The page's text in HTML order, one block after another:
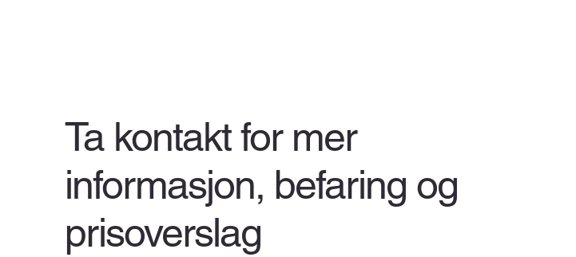
Ta kontakt for mer
informasjon, befaring og
prisoverslag